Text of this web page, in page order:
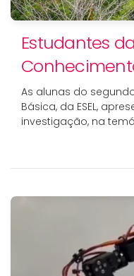
Estudantes
As alunas do
Básica, da ESEL,
investigação, na